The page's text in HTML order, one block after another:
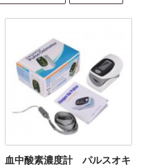
血中酸素濃度計 パルスオキ